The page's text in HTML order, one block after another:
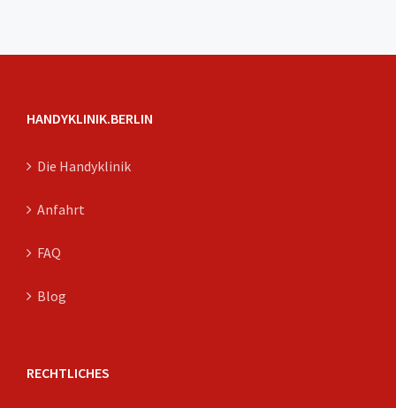
HANDYKLINIK.BERLIN
Die Handyklinik
Anfahrt
FAQ
Blog
RECHTLICHES